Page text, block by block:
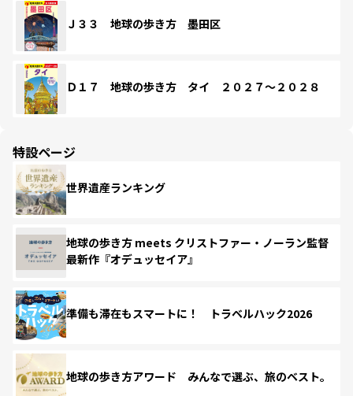
Ｊ３３ 地球の歩き方 墨田区
Ｄ１７ 地球の歩き方 タイ ２０２７～２０２８
特設ページ
世界遺産ランキング
地球の歩き方 meets クリストファー・ノーラン監督
最新作『オデュッセイア』
準備も滞在もスマートに！ トラベルハック2026
地球の歩き方アワード みんなで選ぶ、旅のベスト。